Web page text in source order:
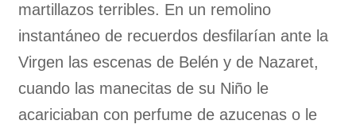
martillazos terribles. En un remolino
instantáneo de recuerdos desfilarían ante la
Virgen las escenas de Belén y de Nazaret,
cuando las manecitas de su Niño le
acariciaban con perfume de azucenas o le